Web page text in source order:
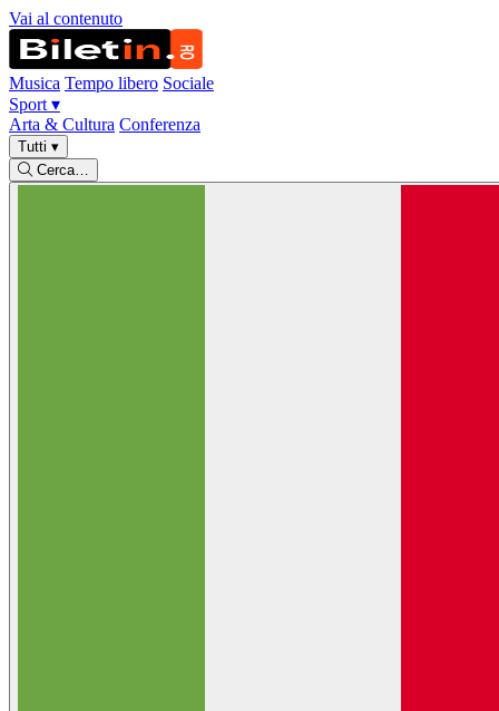
Vai al contenuto
Musica Tempo libero Sociale
Sport ▾
Arta & Cultura Conferenza
Tutti ▾
Cerca…